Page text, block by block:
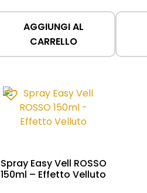
AGGIUNGI AL
CARRELLO
Spray Easy Vell ROSSO
150ml – Effetto Velluto